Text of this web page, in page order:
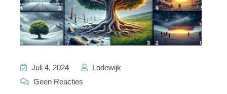
Juli 4, 2024
Lodewijk
Geen Reacties